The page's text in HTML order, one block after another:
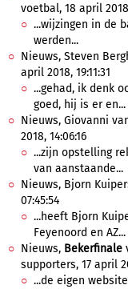
voetbal, 18 april
...wijzingen in de
werden...
Nieuws, Steven
april 2018, 19:11:31
...gehad, ik denk
goed, hij is er en...
Nieuws, Giovanni
2018, 14:06:16
...zijn opstelling
van aanstaande...
Nieuws, Bjorn
07:45:54
...heeft Bjorn
Feyenoord en AZ...
Nieuws, Bekerfinale
supporters, 17 april
...de eigen